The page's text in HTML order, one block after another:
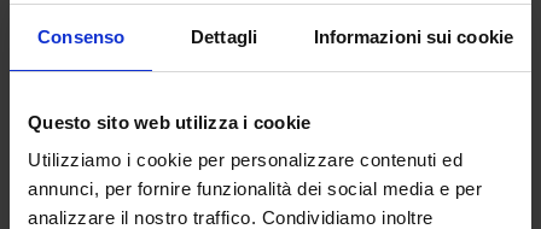
Consenso Dettagli Informazioni sui cookie
Questo sito web utilizza i cookie
Utilizziamo i cookie per personalizzare contenuti ed
annunci, per fornire funzionalità dei social media e per
analizzare il nostro traffico. Condividiamo inoltre
Mondo Scuola
Con la fine delle vacanze, molte famiglie si
rientro che sarà purtroppo segnato da forti
rincari, con le spese necessarie che si
faranno pesantemente sentire sulle tasche